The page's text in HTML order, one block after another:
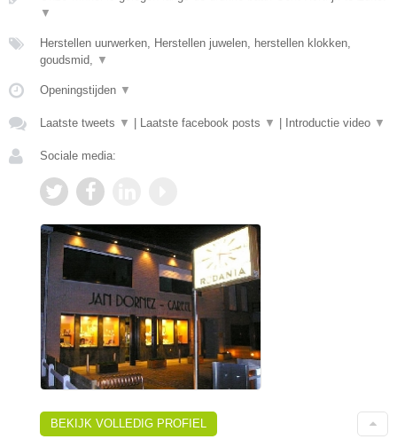
▼
Herstellen uurwerken, Herstellen juwelen, herstellen klokken,
goudsmid, ▼
Openingstijden ▼
Laatste tweets ▼ Laatste facebook posts ▼ Introductie video ▼
Sociale media:
BEKIJK VOLLEDIG PROFIEL